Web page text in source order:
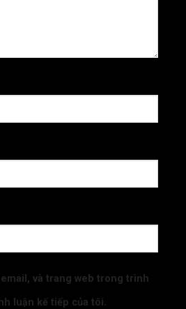
và trang web trong trình
luận kế tiếp của tôi.